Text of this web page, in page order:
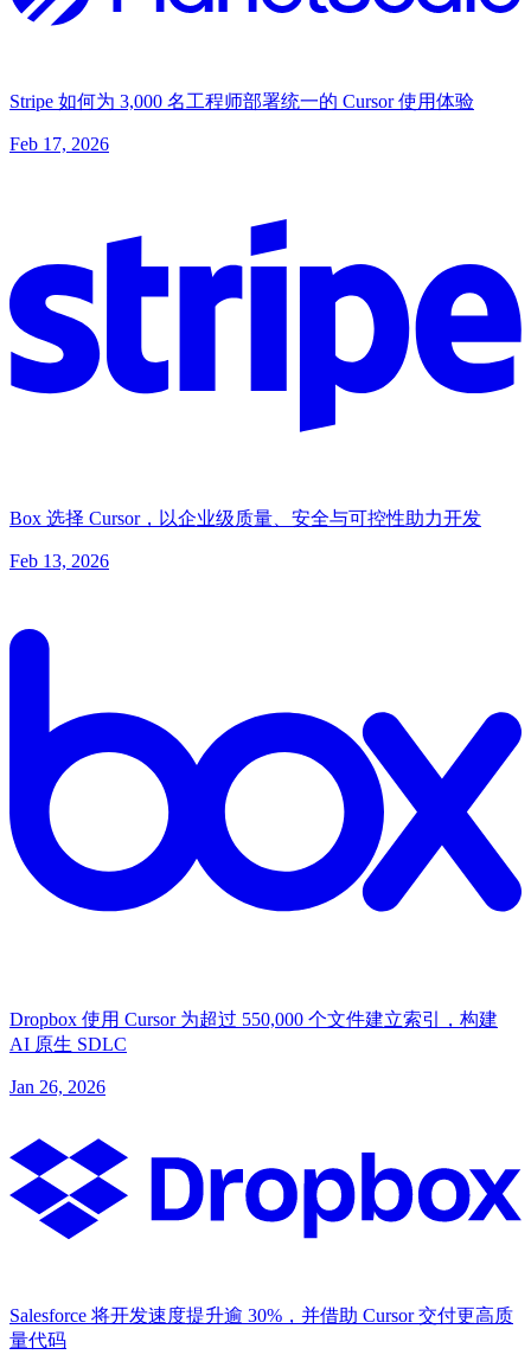
Stripe 如何为 3,000 名工程师部署统一的 Cursor 使用体验
Feb 17, 2026
Box 选择 Cursor，以企业级质量、安全与可控性助力开发
Feb 13, 2026
Dropbox 使用 Cursor 为超过 550,000 个文件建立索引，构建
AI 原生 SDLC
Jan 26, 2026
Salesforce 将开发速度提升逾 30%，并借助 Cursor 交付更高质
量代码